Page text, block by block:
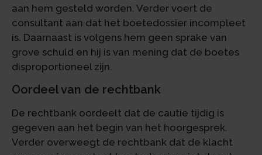
aan hem gesteld worden. Verder voert de
consultant aan dat het boetedossier incompleet
is. Daarnaast is volgens hem geen sprake van
grove schuld en hij is van mening dat de boetes
disproportioneel zijn.
Oordeel van de rechtbank
De rechtbank oordeelt dat de cautie tijdig is
gegeven aan het begin van het hoorgesprek.
Verder overweegt de rechtbank dat de klacht